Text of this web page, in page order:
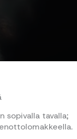
sopivalla tavalla;